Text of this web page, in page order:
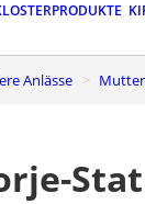
Anlässe